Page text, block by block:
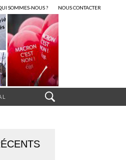
SOMMES-NOUS ? NOUS CONTACTER